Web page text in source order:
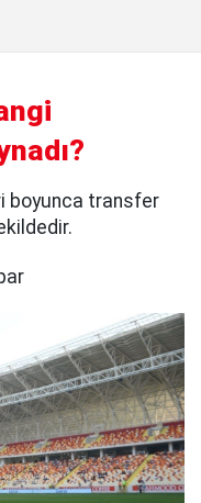
boyunca transfer